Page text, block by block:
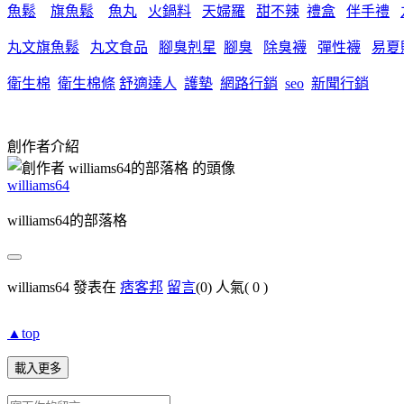
魚鬆 旗魚鬆 魚丸 火鍋料 天婦羅 甜不辣 禮盒 伴手禮
丸文旗魚鬆 丸文食品 腳臭剋星 腳臭 除臭襪 彈性襪 易夏
衛生棉 衛生棉條 舒適達人 護墊 網路行銷 seo 新聞行銷
創作者介紹
williams64
williams64的部落格
williams64 發表在 痞客邦 留言(0) 人氣( 0 )
▲top
載入更多